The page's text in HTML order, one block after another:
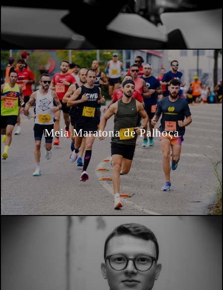
Meia Maratona de Palhoça